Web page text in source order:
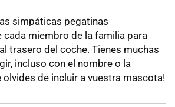
simpáticas pegatinas
cada miembro de la familia para
trasero del coche. Tienes muchas
incluso con el nombre o la
olvides de incluir a vuestra mascota!